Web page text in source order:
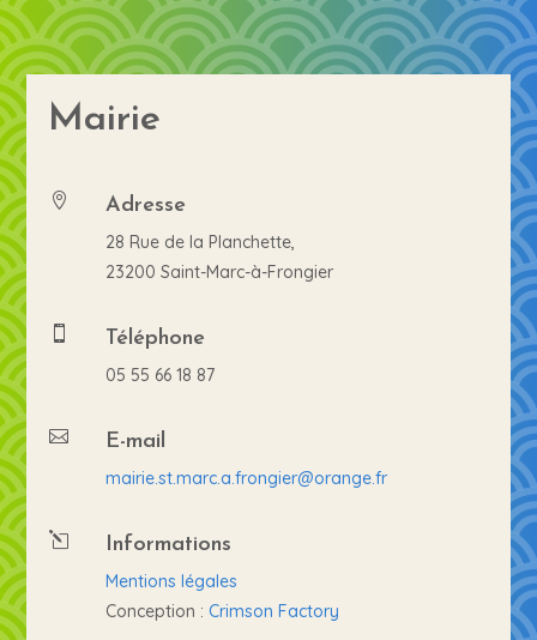
Mairie
 Adresse
28 Rue de la Planchette,
23200 Saint-Marc-à-Frongier
 Téléphone
05 55 66 18 87
 E-mail
mairie.st.marc.a.frongier@orange.fr
l Informations
Mentions légales
Conception : Crimson Factory